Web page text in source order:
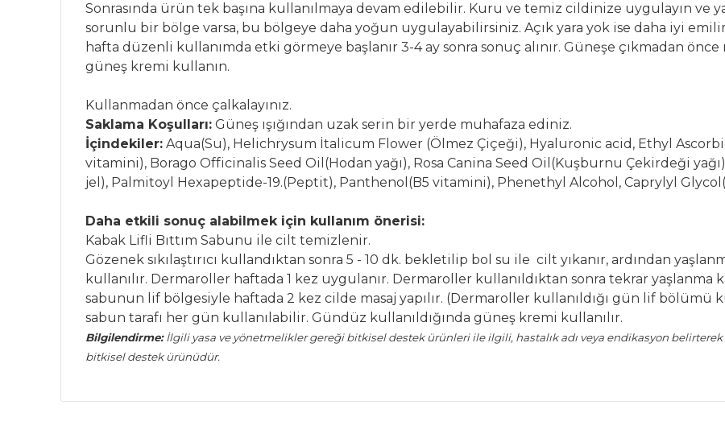
Sonrasında ürün tek başına kullanılmaya devam edilebilir. Kuru ve temiz cildinize uygulayın ve
sorunlu bir bölge varsa, bu bölgeye daha yoğun uygulayabilirsiniz. Açık yara yok ise daha iyi
hafta düzenli kullanımda etki görmeye başlanır 3-4 ay sonra sonuç alınır. Güneşe çıkmadan
güneş kremi kullanın.
Kullanmadan önce çalkalayınız.
Saklama Koşulları: Güneş ışığından uzak serin bir yerde muhafaza ediniz.
İçindekiler: Aqua(Su), Helichrysum İtalicum Flower (Ölmez Çiçeği), Hyaluronic acid, Ethyl
vitamini), Borago Officinalis Seed Oil(Hodan yağı), Rosa Canina Seed Oil(Kuşburnu Çekirdeği
jel), Palmitoyl Hexapeptide-19.(Peptit), Panthenol(B5 vitamini), Phenethyl Alcohol, Caprylyl
Daha etkili sonuç alabilmek için kullanım önerisi:
Kabak Lifli Bıttım Sabunu ile cilt temizlenir.
Gözenek sıkılaştırıcı kullandıktan sonra 5 - 10 dk. bekletilip bol su ile cilt yıkanır, ardından
kullanılır. Dermaroller haftada 1 kez uygulanır. Dermaroller kullanıldıktan sonra tekrar yaşlanma
sabunun lif bölgesiyle haftada 2 kez cilde masaj yapılır. (Dermaroller kullanıldığı gün lif bölümü
sabun tarafı her gün kullanılabilir. Gündüz kullanıldığında güneş kremi kullanılır.
Bilgilendirme: İlgili yasa ve yönetmelikler gereği bitkisel destek ürünleri ile ilgili, hastalık adı veya endikasyon
bitkisel destek ürünüdür.